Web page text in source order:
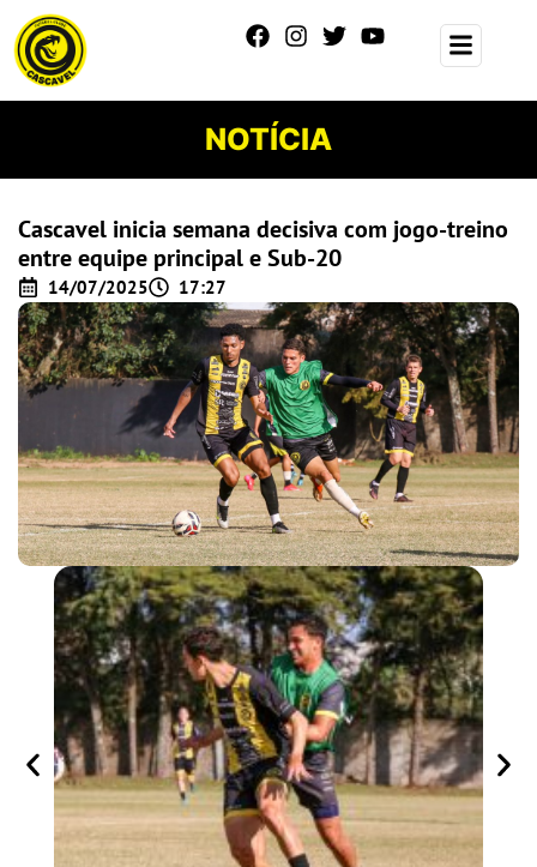
NOTÍCIA
Cascavel inicia semana decisiva com jogo-treino
entre equipe principal e Sub-20
14/07/2025 17:27